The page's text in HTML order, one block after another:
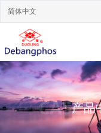
网站首页
关于我们
新闻动态
产品展示
行业应用
简体中文
CASES
产品